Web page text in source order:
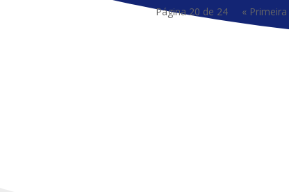
Página 20 de 24 « Primeira